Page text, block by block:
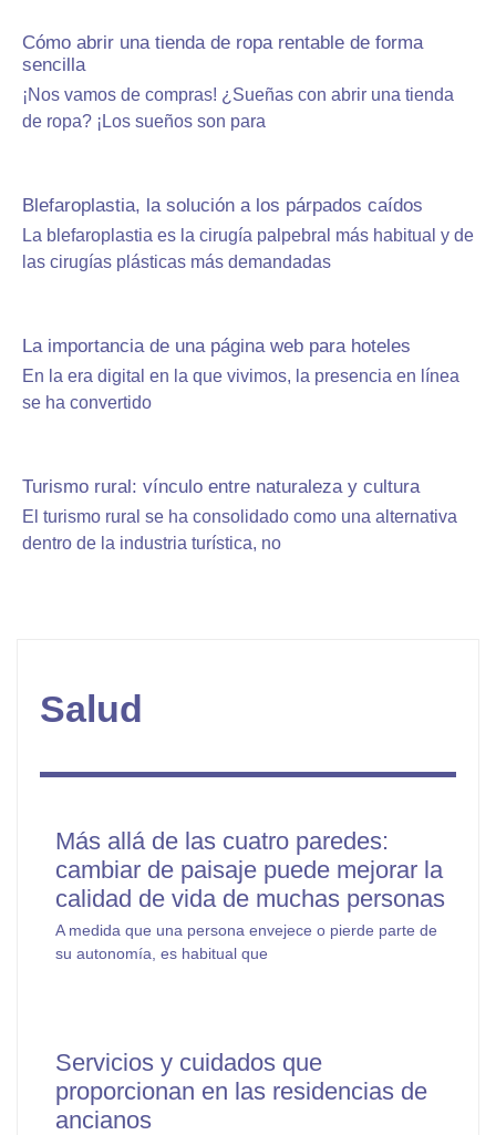
Cómo abrir una tienda de ropa rentable de forma
sencilla
¡Nos vamos de compras! ¿Sueñas con abrir una tienda
de ropa? ¡Los sueños son para
Blefaroplastia, la solución a los párpados caídos
La blefaroplastia es la cirugía palpebral más habitual y de
las cirugías plásticas más demandadas
La importancia de una página web para hoteles
En la era digital en la que vivimos, la presencia en línea
se ha convertido
Turismo rural: vínculo entre naturaleza y cultura
El turismo rural se ha consolidado como una alternativa
dentro de la industria turística, no
Salud
Más allá de las cuatro paredes:
cambiar de paisaje puede mejorar la
calidad de vida de muchas personas
A medida que una persona envejece o pierde parte de
su autonomía, es habitual que
Servicios y cuidados que
proporcionan en las residencias de
ancianos